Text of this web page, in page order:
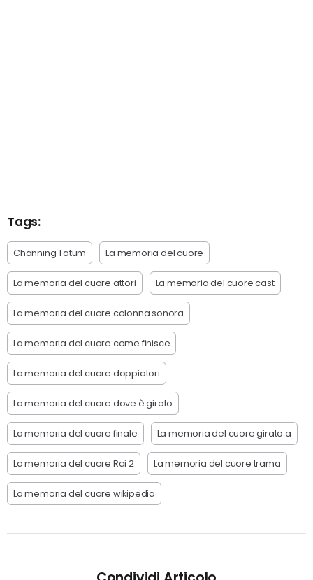
Tags:
Channing Tatum La memoria del cuore
La memoria del cuore attori La memoria del cuore cast
La memoria del cuore colonna sonora
La memoria del cuore come finisce
La memoria del cuore doppiatori
La memoria del cuore dove è girato
La memoria del cuore finale La memoria del cuore girato a
La memoria del cuore Rai 2 La memoria del cuore trama
La memoria del cuore wikipedia